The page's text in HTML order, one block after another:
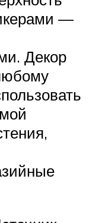
—
Декор